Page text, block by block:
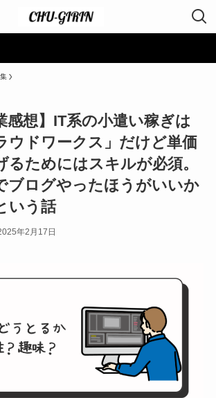
感想】IT系の小遣い稼ぎは
ウドワークス」だけど単価
るためにはスキルが必須。
ブログやったほうがいいか
いう話
年2月17日